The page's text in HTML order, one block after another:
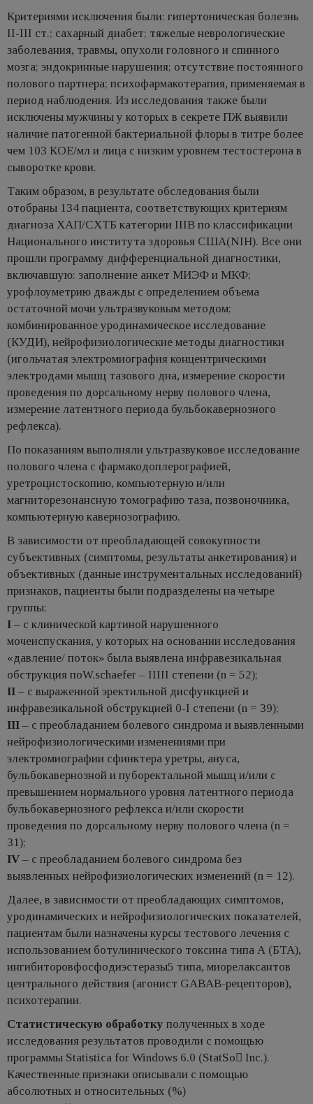
Критериями исключения были: гипертоническая болезнь
II-III ст.; сахарный диабет; тяжелые неврологические
заболевания, травмы, опухоли головного и спинного
мозга; эндокринные нарушения; отсутствие постоянного
полового партнера; психофармакотерапия, применяемая в
период наблюдения. Из исследования также были
исключены мужчины у которых в секрете ПЖ выявили
наличие патогенной бактериальной флоры в титре более
чем 103 КОЕ/мл и лица с низким уровнем тестостерона в
сыворотке крови.
Таким образом, в результате обследования были
отобраны 134 пациента, соответствующих критериям
диагноза ХАП/СХТБ категории IIIB по классификации
Национального института здоровья США(NIH). Все они
прошли программу дифференциальной диагностики,
включавшую: заполнение анкет МИЭФ и МКФ;
урофлоуметрию дважды с определением объема
остаточной мочи ультразвуковым методом;
комбинированное уродинамическое исследование
(КУДИ), нейрофизиологические методы диагностики
(игольчатая электромиография концентрическими
электродами мышц тазового дна, измерение скорости
проведения по дорсальному нерву полового члена,
измерение латентного периода бульбокавернозного
рефлекса).
По показаниям выполняли ультразвуковое исследование
полового члена с фармакодоплерографией,
уретроцистоскопию, компьютерную и/или
магниторезонансную томографию таза, позвоночника,
компьютерную кавернозографию.
В зависимости от преобладающей совокупности
субъективных (симптомы, результаты анкетирования) и
объективных (данные инструментальных исследований)
признаков, пациенты были подразделены на четыре
группы:
I – с клинической картиной нарушенного
мочеиспускания, у которых на основании исследования
«давление/ поток» была выявлена инфравезикальная
обструкция поW.schаefer – IIIII степени (n = 52);
II – с выраженной эректильной дисфункцией и
инфравезикальной обструкцией 0-I степени (n = 39);
III – с преобладанием болевого синдрома и выявленными
нейрофизиологическими изменениями при
электромиографии сфинктера уретры, ануса,
бульбокавернозной и пуборектальной мышц и/или с
превышением нормального уровня латентного периода
бульбокавернозного рефлекса и/или скорости
проведения по дорсальному нерву полового члена (n =
31);
IV – с преобладанием болевого синдрома без
выявленных нейрофизиологических изменений (n = 12).
Далее, в зависимости от преобладающих симптомов,
уродинамических и нейрофизиологических показателей,
пациентам были назначены курсы тестового лечения с
использованием ботулинического токсина типа А (БТА),
ингибиторовфосфодиэстеразы5 типа, миорелаксантов
центрального действия (агонист GABAB-рецепторов),
психотерапии.
Статистическую обработку полученных в ходе
исследования результатов проводили с помощью
программы Statistica for Windows 6.0 (StatSo Inc.).
Качественные признаки описывали с помощью
абсолютных и относительных (%)